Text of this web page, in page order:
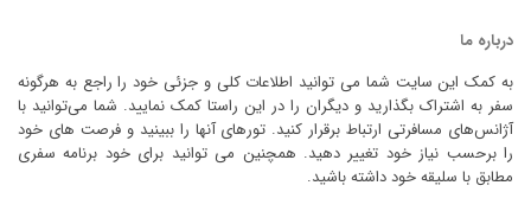
درباره ما
به کمک این سایت شما می توانید اطلاعات کلی و جزئی خود را راجع به هرگونه
سفر به اشتراک بگذارید و دیگران را در این راستا کمک نمایید. شما می‌توانید با
آژانس‌های مسافرتی ارتباط برقرار کنید. تورهای آنها را ببینید و فرصت های خود
را برحسب نیاز خود تغییر دهید. همچنین می توانید برای خود برنامه سفری
مطابق با سلیقه خود داشته باشید.